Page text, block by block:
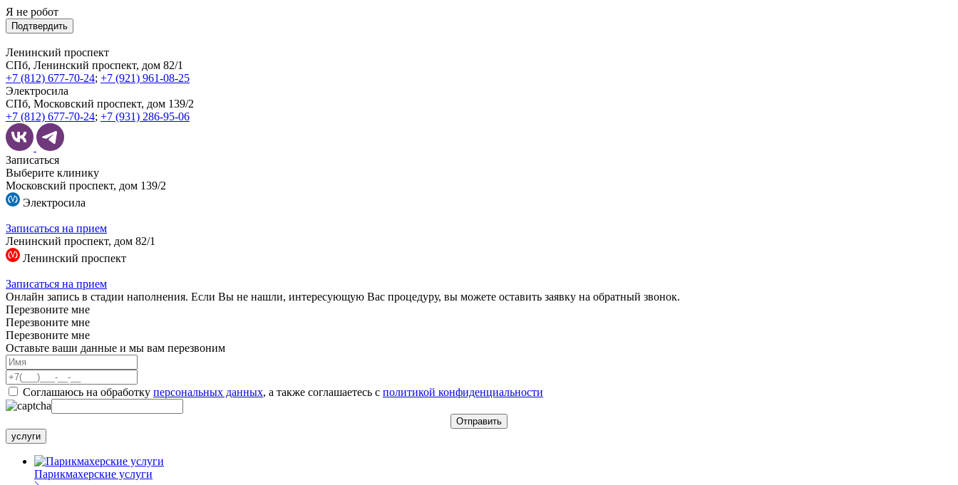
Я не робот
Подтвердить
Ленинский проспект
СПб, Ленинский проспект, дом 82/1
+7 (812) 677-70-24; +7 (921) 961-08-25
Электросила
СПб, Московский проспект, дом 139/2
+7 (812) 677-70-24; +7 (931) 286-95-06
Записаться
Выберите клинику
Московский проспект, дом 139/2
Электросила
Записаться на прием
Ленинский проспект, дом 82/1
Ленинский проспект
Записаться на прием
Онлайн запись в стадии наполнения. Если Вы не нашли, интересующую Вас процедуру, вы можете оставить заявку на обратный звонок.
Перезвоните мне
Перезвоните мне
Перезвоните мне
Оставьте ваши данные и мы вам перезвоним
Соглашаюсь на обработку персональных данных, а также соглашаетесь c политикой конфиденциальности
услуги
Парикмахерские услуги